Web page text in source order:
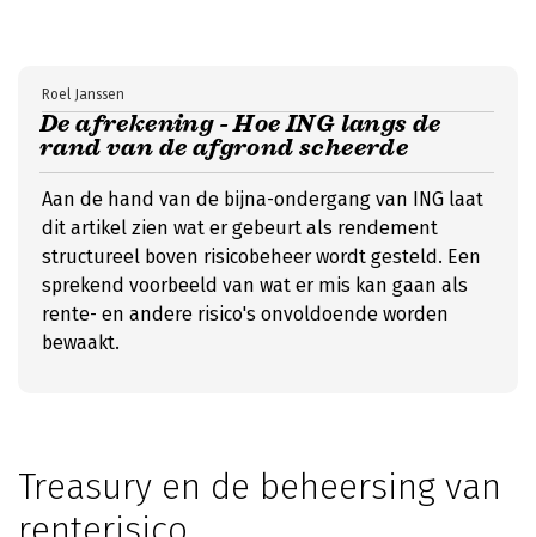
De afrekening - Hoe ING langs de
rand van de afgrond scheerde
Roel Janssen
Aan de hand van de bijna-ondergang van ING laat
dit artikel zien wat er gebeurt als rendement
structureel boven risicobeheer wordt gesteld. Een
sprekend voorbeeld van wat er mis kan gaan als
rente- en andere risico's onvoldoende worden
bewaakt.
Treasury en de beheersing van